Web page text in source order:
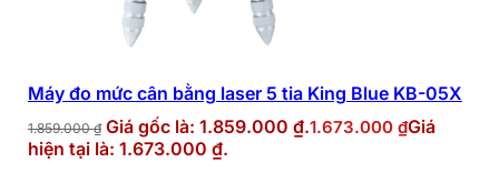
Máy đo mức cân bằng laser 5 tia King Blue KB-05X
1.859.000₫ Giá gốc là: 1.859.000 ₫.1.673.000 ₫Giá
hiện tại là: 1.673.000 ₫.